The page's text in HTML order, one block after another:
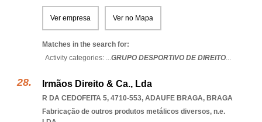
Ver empresa Ver no Mapa
Matches in the search for:
Activity categories: ...GRUPO DESPORTIVO DE DIREITO...
Irmãos Direito & Ca., Lda
R DA CEDOFEITA 5, 4710-553, ADAUFE BRAGA, BRAGA
Fabricação de outros produtos metálicos diversos, n.e.